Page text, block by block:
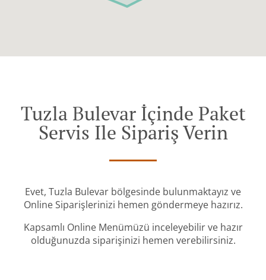
Tuzla Bulevar İçinde Paket
Servis Ile Sipariş Verin
Evet, Tuzla Bulevar bölgesinde bulunmaktayız ve
Online Siparişlerinizi hemen göndermeye hazırız.
Kapsamlı Online Menümüzü inceleyebilir ve hazır
olduğunuzda siparişinizi hemen verebilirsiniz.